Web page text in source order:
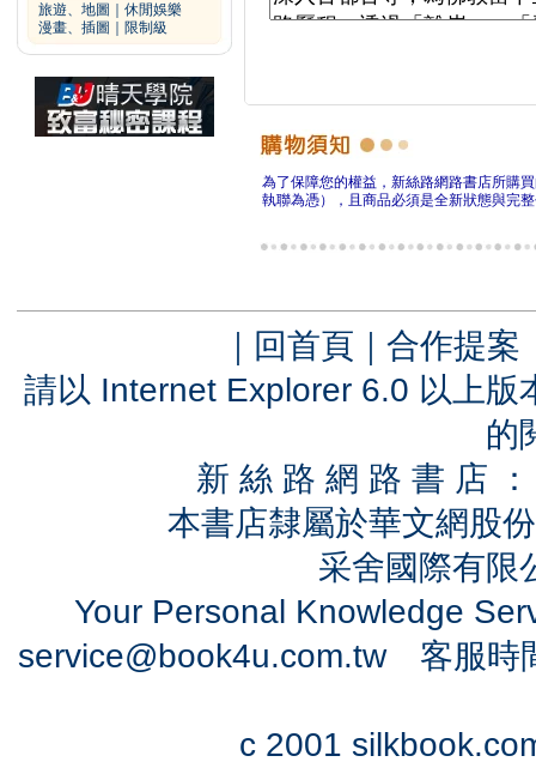
旅遊、地圖
休閒娛樂
漫畫、插圖
限制級
為了保障您的權益，新絲路網路書店所購
執聯為憑），且商品必須是全新狀態與完
｜ 回首頁 ｜ 合作提案
請以 Internet Explorer 6.0 以上
的
新 絲 路 網 路 書 店
本書店隸屬於華文網股
采舍國際有
Your Personal Knowledge
service@book4u.com.tw客服時
c 2001